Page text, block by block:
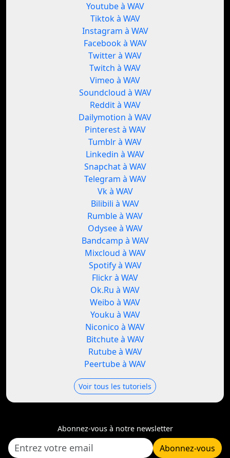
Youtube à WAV
Tiktok à WAV
Instagram à WAV
Facebook à WAV
Twitter à WAV
Twitch à WAV
Vimeo à WAV
Soundcloud à WAV
Reddit à WAV
Dailymotion à WAV
Pinterest à WAV
Tumblr à WAV
Linkedin à WAV
Snapchat à WAV
Telegram à WAV
Vk à WAV
Bilibili à WAV
Rumble à WAV
Odysee à WAV
Bandcamp à WAV
Mixcloud à WAV
Spotify à WAV
Flickr à WAV
Ok.Ru à WAV
Weibo à WAV
Youku à WAV
Niconico à WAV
Bitchute à WAV
Rutube à WAV
Peertube à WAV
Voir tous les tutoriels
Abonnez-vous à notre newsletter
Abonnez-vous